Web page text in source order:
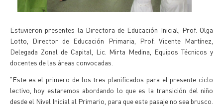
Estuvieron presentes la Directora de Educación Inicial, Prof. Olga
Lotto, Director de Educación Primaria, Prof. Vicente Martínez,
Delegada Zonal de Capital, Lic. Mirta Medina, Equipos Técnicos y
docentes de las áreas convocadas.
"Este es el primero de los tres planificados para el presente ciclo
lectivo, hoy estaremos abordando lo que es la transición del niño
desde el Nivel Inicial al Primario, para que este pasaje no sea brusco.